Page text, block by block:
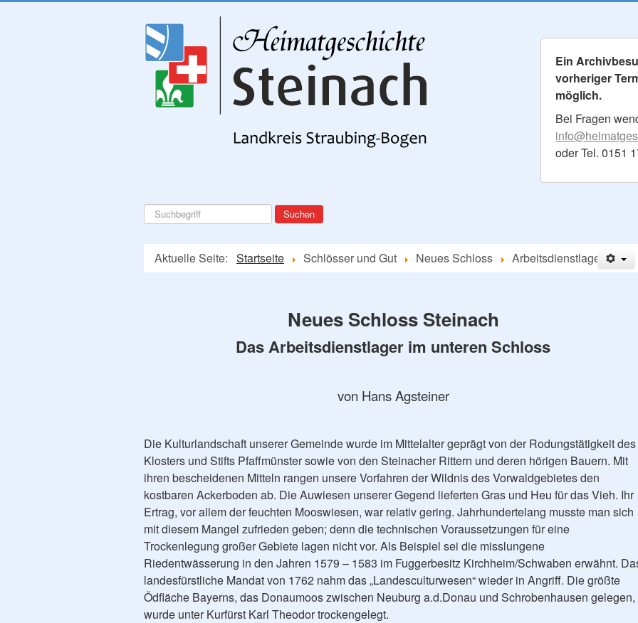
Ein
vorheriger
möglich.
Bei Fragen
oder Tel. 0151
Suchen
...
Suchen
Aktuelle Seite: Startseite Schlösser und Gut Neues Schloss Arbeitsdienstlager
Neues Schloss Steinach
Das Arbeitsdienstlager im unteren Schloss
von Hans Agsteiner
Die Kulturlandschaft unserer Gemeinde wurde im Mittelalter geprägt von der Rodungstätigkeit des
Klosters und Stifts Pfaffmünster sowie von den Steinacher Rittern und deren hörigen Bauern. Mit
ihren bescheidenen Mitteln rangen unsere Vorfahren der Wildnis des Vorwaldgebietes den
kostbaren Ackerboden ab. Die Auwiesen unserer Gegend lieferten Gras und Heu für das Vieh. Ihr
Ertrag, vor allem der feuchten Mooswiesen, war relativ gering. Jahrhundertelang musste man sich
mit diesem Mangel zufrieden geben; denn die technischen Voraussetzungen für eine
Trockenlegung großer Gebiete lagen nicht vor. Als Beispiel sei die misslungene
Riedentwässerung in den Jahren 1579 – 1583 im Fuggerbesitz Kirchheim/Schwaben erwähnt.
landesfürstliche Mandat von 1762 nahm das „Landesculturwesen“ wieder in Angriff. Die größte
Ödfläche Bayerns, das Donaumoos zwischen Neuburg a.d.Donau und Schrobenhausen gelegen,
wurde unter Kurfürst Karl Theodor trockengelegt.